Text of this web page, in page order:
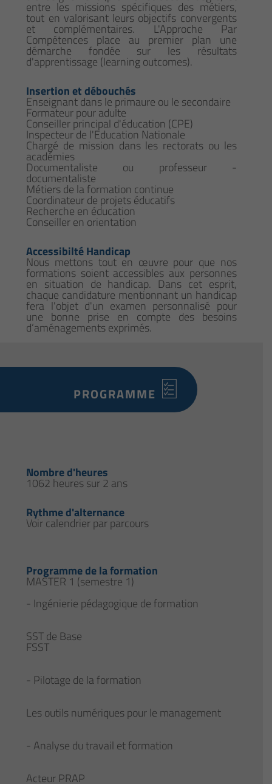
entre les missions spécifiques des métiers,
tout en valorisant leurs objectifs convergents
et complémentaires. L'Approche Par
Compétences place au premier plan une
démarche fondée sur les résultats
d'apprentissage (learning outcomes).
Insertion et débouchés
Enseignant dans le primaure ou le secondaire
Formateur pour adulte
Conseiller principal d'éducation (CPE)
Inspecteur de l'Education Nationale
Chargé de mission dans les rectorats ou les
académies
Documentaliste ou professeur -
documentaliste
Métiers de la formation continue
Coordinateur de projets éducatifs
Recherche en éducation
Conseiller en orientation
Accessibilté Handicap
Nous mettons tout en œuvre pour que nos
formations soient accessibles aux personnes
en situation de handicap. Dans cet esprit,
chaque candidature mentionnant un handicap
fera l'objet d'un examen personnalisé pour
une bonne prise en compte des besoins
d’aménagements exprimés.
PROGRAMME
Nombre d'heures
1062 heures sur 2 ans
Rythme d'alternance
Voir calendrier par parcours
Programme de la formation
MASTER 1 (semestre 1)
- Ingénierie pédagogique de formation
SST de Base
FSST
- Pilotage de la formation
Les outils numériques pour le management
- Analyse du travail et formation
Acteur PRAP